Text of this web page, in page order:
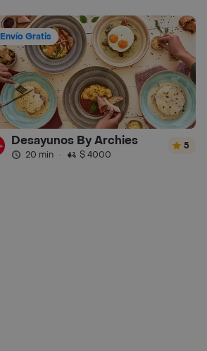
Envío Gratis
Desayunos By Archies
20 min · $ 4000
5